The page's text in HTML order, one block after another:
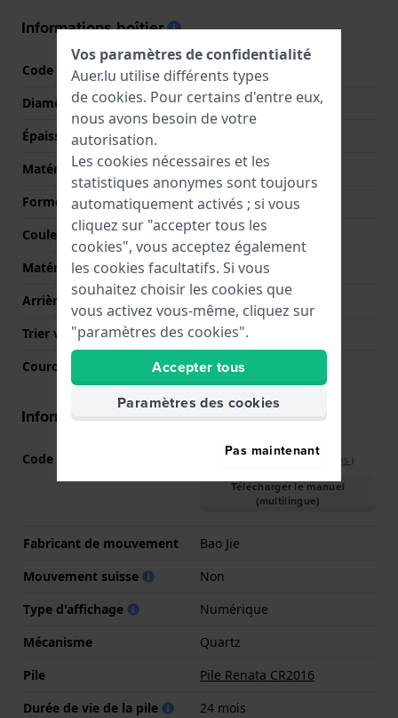
Informations boîtier
Code boîtier
K5801
Diamètre
35 mm
Épaisseur du boîtier
Matériel du boîtier
Résine
Forme du boîtier
Rond
Couleur du boîtier
Bleu
Matériau du boîtier arrière
Acier inoxydable
Arrière de Boitier
Fermée avec vis
Trier verre
Acrylique
Couronne
Couronne de POusser
Informations mouvement
Code Mouvement BJ0996 Voir les spécifications )
Télécharger le manuel
(multilingue)
Fabricant de mouvement
Bao Jie
Mouvement suisse
Non
Type d'affichage
Numérique
Mécanisme
Quartz
Pile
Pile Renata CR2016
Durée de vie de la pile
24 mois
Vos paramètres de confidentialité
Auer.lu utilise différents types
de cookies. Pour certains d'entre eux,
nous avons besoin de votre
autorisation.
Les cookies nécessaires et les
statistiques anonymes sont toujours
automatiquement activés ; si vous
cliquez sur "accepter tous les
cookies", vous acceptez également
les cookies facultatifs. Si vous
souhaitez choisir les cookies que
vous activez vous-même, cliquez sur
"paramètres des cookies".
Accepter tous
Paramètres des cookies
Pas maintenant